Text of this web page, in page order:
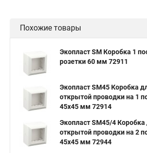
Похожие товары
Экопласт SM Коробка 1
розетки 60 мм 72911
Экопласт SM45 Коробка
открытой проводки на 1
45х45 мм 72914
Экопласт SM45/4 Коробка
открытой проводки на 2
45х45 мм 72944